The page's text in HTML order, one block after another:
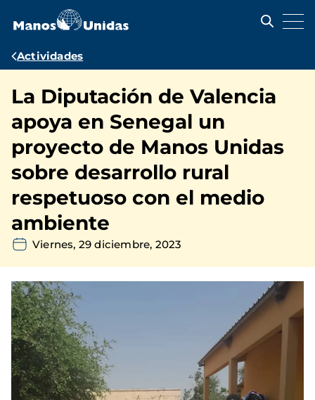
contenido
Ruta
navegación
Actividades
La Diputación de Valencia
apoya en Senegal un
proyecto de Manos Unidas
sobre desarrollo rural
respetuoso con el medio
ambiente
Viernes, 29 diciembre, 2023